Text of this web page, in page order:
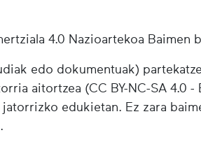
4.0 Nazioartekoa Baimen
edo dokumentuak)
aitortzea (CC BY-NC-SA 4.0
edukietan. Ez zara